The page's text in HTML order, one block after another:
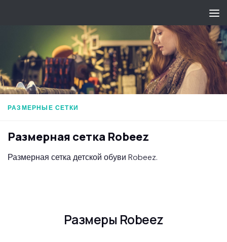
РАЗМЕРНЫЕ СЕТКИ
Размерная сетка Robeez
Размерная сетка детской обуви Robeez.
Размеры Robeez